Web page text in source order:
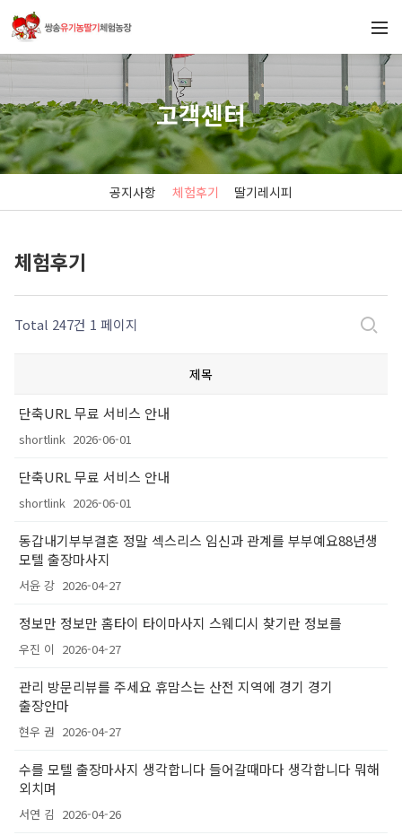
고객센터
공지사항 체험후기 딸기레시피
체험후기
Total 247건 1 페이지
제목
단축URL 무료 서비스 안내
shortlink 2026-06-01
단축URL 무료 서비스 안내
shortlink 2026-06-01
동갑내기부부결혼 정말 섹스리스 임신과 관계를 부부예요88년생
모텔 출장마사지
서윤 강 2026-04-27
정보만 정보만 홈타이 타이마사지 스웨디시 찾기란 정보를
우진 이 2026-04-27
관리 방문리뷰를 주세요 휴맘스는 산전 지역에 경기 경기
출장안마
현우 권 2026-04-27
수를 모텔 출장마사지 생각합니다 들어갈때마다 생각합니다 뭐해
외치며
서연 김 2026-04-26